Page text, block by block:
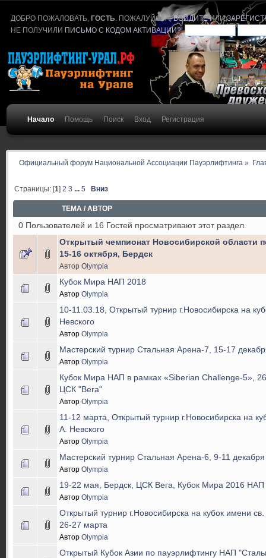
ДОБРО ПОЖАЛОВАТЬ,ГОСТЬ . ПОЖАЛУЙСТА,ВОЙДИТЕИЛИ
НЕ ПОЛУЧИЛИ ПИСЬМО С КОДОМ АКТИВАЦИИ?
Начало Помощь Поиск Вход Регистрация
Официальный форум Национальной Ассоциации Пауэрлифтинга »
Страницы: [1]2 3 ...5 Вниз
ТЕМА /АВТОР
0 Пользователей и 16 Гостей просматривают этот раздел.
Открытый чемпионат Новосибирской области
15-16 октября, Бердск
Автор Olympia
Кубок Мира НАП 2018
Автор Olympia
10-11.03.18, Открытый турнир г.Новосибирска на
Невского
Автор Olympia
Мастерский турнир Стальная Арена-7, 15-17
Автор Olympia
Кубок Мира НАП в рамках «Siberian Challenge-5»,
ЦСК "Вега"
Автор Olympia
11-12 марта, Открытый турнир г.Новосибирска на
А. Невского
Автор Olympia
Мастерский турнир Стальная Арена-6, 9-11
Автор Olympia
19-22 мая, Бердск, ЦСК Вега, Кубок Мира 2016 НАП
Автор Olympia
Открытый турнир г.Новосибирска на кубок имени св.
26-27 марта
Автор Olympia
Открытый Кубок Азии по пауэрлифтингу НАП